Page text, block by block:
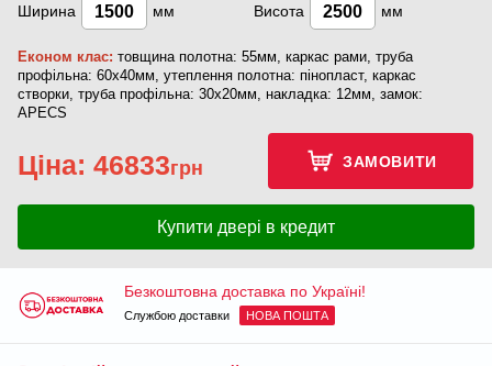
Ширина мм Висота мм
Економ клас: товщина полотна: 55мм, каркас рами, труба
профільна: 60х40мм, утеплення полотна: пінопласт, каркас
створки, труба профільна: 30х20мм, накладка: 12мм, замок:
APECS
Ціна: 46833грн ЗАМОВИТИ
Купити двері в кредит
Безкоштовна доставка по Україні!
Службою доставки НОВА ПОШТА